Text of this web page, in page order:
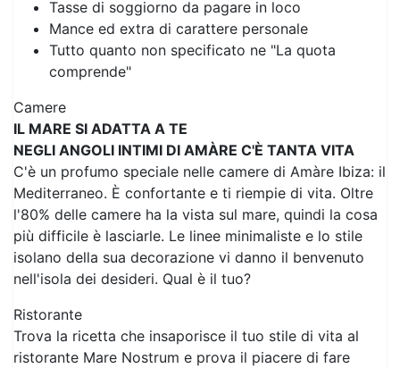
Tasse di soggiorno da pagare in loco
Mance ed extra di carattere personale
Tutto quanto non specificato ne "La quota
comprende"
Camere
IL MARE SI ADATTA A TE
NEGLI ANGOLI INTIMI DI AMÀRE C'È TANTA VITA
C'è un profumo speciale nelle camere di Amàre Ibiza: il
Mediterraneo. È confortante e ti riempie di vita. Oltre
l'80% delle camere ha la vista sul mare, quindi la cosa
più difficile è lasciarle. Le linee minimaliste e lo stile
isolano della sua decorazione vi danno il benvenuto
nell'isola dei desideri. Qual è il tuo?
Ristorante
Trova la ricetta che insaporisce il tuo stile di vita al
ristorante Mare Nostrum e prova il piacere di fare